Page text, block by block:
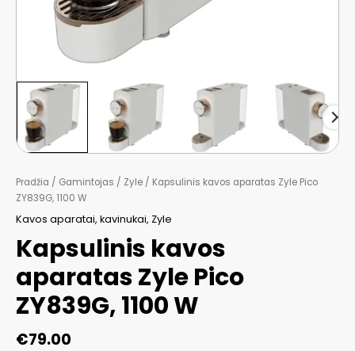
Pradžia / Gamintojas / Zyle / Kapsulinis kavos aparatas Zyle Pico
ZY839G, 1100 W
Kavos aparatai, kavinukai, Zyle
Kapsulinis kavos
aparatas Zyle Pico
ZY839G, 1100 W
€79.00